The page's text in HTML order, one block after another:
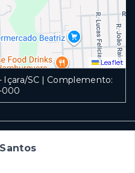
Leaflet
Içara/SC | Complemento: